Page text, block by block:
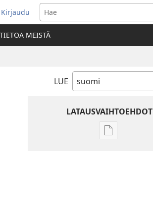
Kirjaudu
(avaa
uuden
ikkunan)
TIETOA MEISTÄ
LUE
LATAUSVAIHTOEHDOT
Julkaisujen